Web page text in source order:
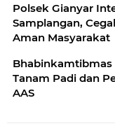
Polsek Gianyar
Samplangan,
Aman Masyarakat
Bhabinkamtibmas
Tanam Padi dan
AAS